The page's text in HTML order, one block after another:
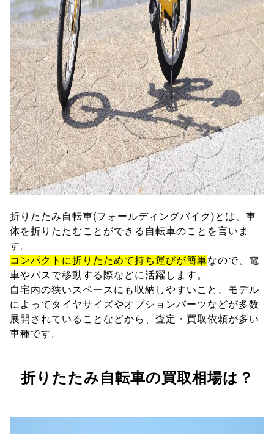
折りたたみ自転車(フォールディングバイク)とは、車
体を折りたたむことができる自転車のことを言いま
す。
コンパクトに折りたためて持ち運びが簡単なので、電
車やバスで移動する際などに活躍します。
自宅内の狭いスペースにも収納しやすいこと、モデル
によってタイヤサイズやオプションパーツなどが多数
展開されていることなどから、査定・買取依頼が多い
車種です。
折りたたみ自転車の買取相場は？